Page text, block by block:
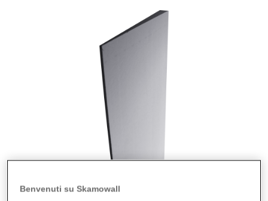
Benvenuti su Skamowall